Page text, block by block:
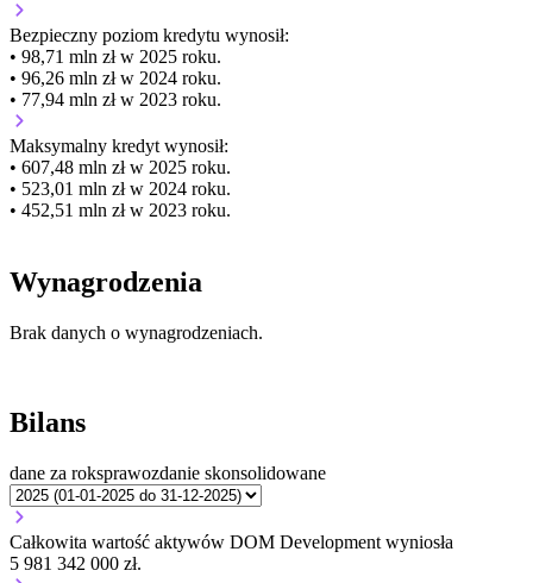
Bezpieczny poziom kredytu wynosił:
• 98,71 mln zł w 2025 roku.
• 96,26 mln zł w 2024 roku.
• 77,94 mln zł w 2023 roku.
Maksymalny kredyt wynosił:
• 607,48 mln zł w 2025 roku.
• 523,01 mln zł w 2024 roku.
• 452,51 mln zł w 2023 roku.
Wynagrodzenia
Brak danych o wynagrodzeniach.
Bilans
dane za roksprawozdanie skonsolidowane
Całkowita wartość aktywów DOM Development wyniosła
5 981 342 000 zł.